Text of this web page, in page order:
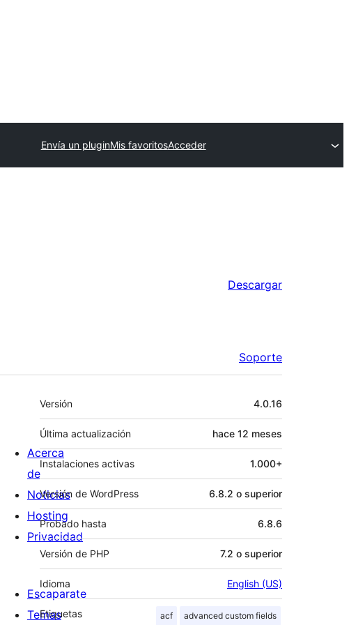
Envía un pluginMis favoritosAcceder
Descargar
Soporte
Meta
Versión 4.0.16
Última actualización hace 12 meses
Instalaciones activas 1.000+
Versión de WordPress 6.8.2 o superior
Probado hasta 6.8.6
Versión de PHP 7.2 o superior
Idioma English (US)
Etiquetas acf advanced custom fields
Acerca
de
Noticias
Hosting
Privacidad
Escaparate
Temas